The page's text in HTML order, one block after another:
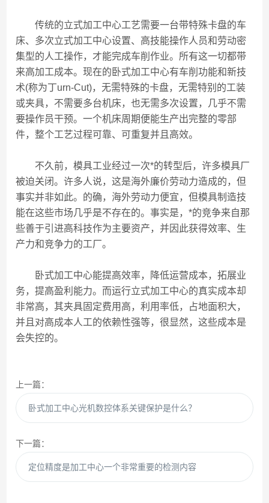
传统的立式加工中心工艺需要一台带特殊卡盘的车
床、多次立式加工中心设置、高技能操作人员和劳动密
集型的人工操作，才能完成车削作业。所有这一切都带
来高加工成本。现在的卧式加工中心有车削功能和新技
术(称为丁urn-Cut)，无需特殊的卡盘，无需特别的工装
或夹具，不需要多台机床，也无需多次设置，几乎不需
要操作员干预。一个机床周期便能生产出完整的零部
件，整个工艺过程可靠、可重复并且高效。
不久前，模具工业经过一次*的转型后，许多模具厂
被迫关闭。许多人说，这是海外廉价劳动力造成的，但
事实并非如此。的确，海外劳动力便宜，但模具制造技
能在这些市场几乎是不存在的。事实是，*的竞争来自那
些善于引进高科技作为主要资产，并因此获得效率、生
产力和竞争力的工厂。
卧式加工中心能提高效率，降低运营成本，拓展业
务，提高盈利能力。而运行立式加工中心的真实成本却
非常高，其夹具固定费用高，利用率低，占地面积大，
并且对高成本人工的依赖性强等，很显然，这些成本是
会失控的。
上一篇：
卧式加工中心光机数控体系关键保护是什么？
下一篇：
定位精度是加工中心一个非常重要的检测内容